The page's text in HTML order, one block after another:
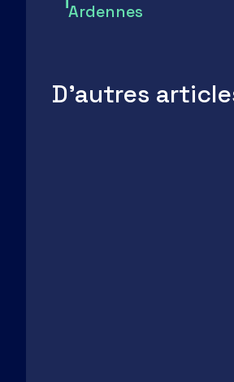
Ardennes
LinkedIn
D'autres